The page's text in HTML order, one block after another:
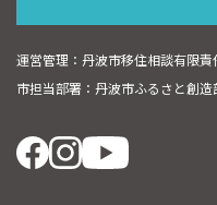
運営管理：丹波市移住相談有限責
市担当部署：丹波市ふるさと創